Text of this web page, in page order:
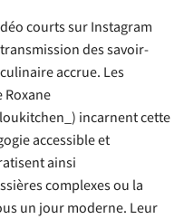
courts sur Instagram
des savoir-
accrue. Les
incarnent cette
accessible et
ainsi
complexes ou la
un jour moderne. Leur